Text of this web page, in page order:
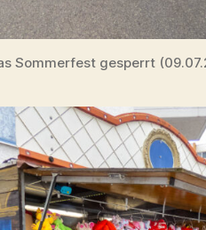
Sommerfest gesperrt